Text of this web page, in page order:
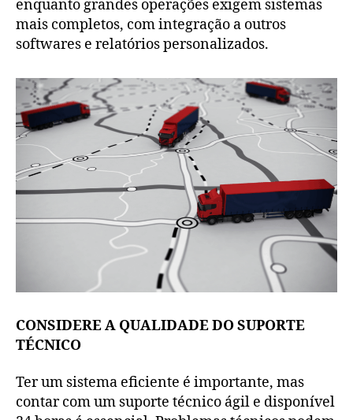
enquanto grandes operações exigem sistemas
mais completos, com integração a outros
softwares e relatórios personalizados.
CONSIDERE A QUALIDADE DO SUPORTE
TÉCNICO
Ter um sistema eficiente é importante, mas
contar com um suporte técnico ágil e disponível